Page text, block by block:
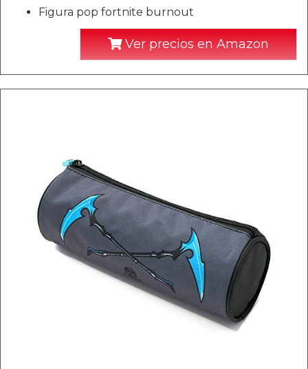
Figura pop fortnite burnout
Ver precios en Amazon